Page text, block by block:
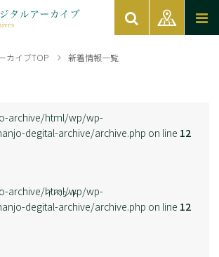
カイブTOP 新着情報一覧
archive/html/wp/wp-
degital-archive/archive.php on line 12
イベント
archive/html/wp/wp-
degital-archive/archive.php on line 12